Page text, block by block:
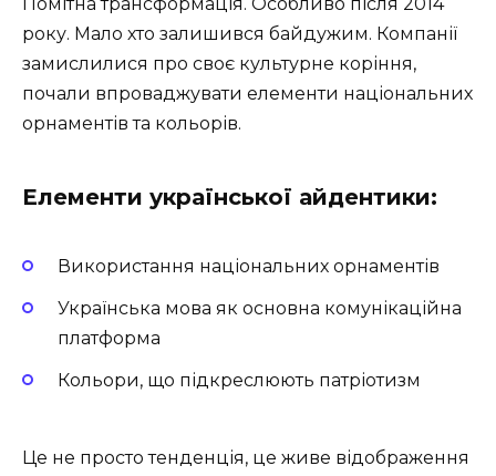
Помітна трансформація. Особливо після 2014
року. Мало хто залишився байдужим. Компанії
замислилися про своє культурне коріння,
почали впроваджувати елементи національних
орнаментів та кольорів.
Елементи української айдентики:
Використання національних орнаментів
Українська мова як основна комунікаційна
платформа
Кольори, що підкреслюють патріотизм
Це не просто тенденція, це живе відображення